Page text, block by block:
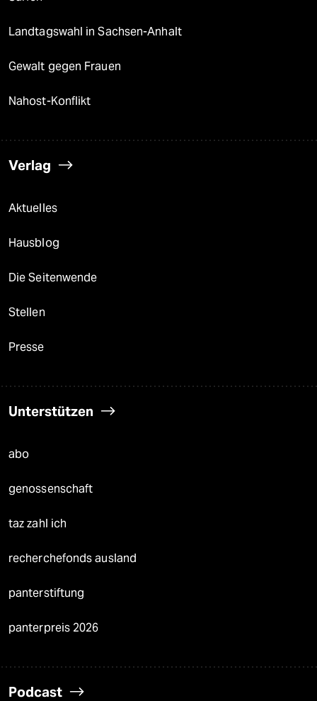
Landtagswahl in Sachsen-Anhalt
Gewalt gegen Frauen
Nahost-Konflikt
Verlag
Aktuelles
Hausblog
Die Seitenwende
Stellen
Presse
Unterstützen
abo
genossenschaft
taz zahl ich
recherchefonds ausland
panterstiftung
panterpreis 2026
Podcast